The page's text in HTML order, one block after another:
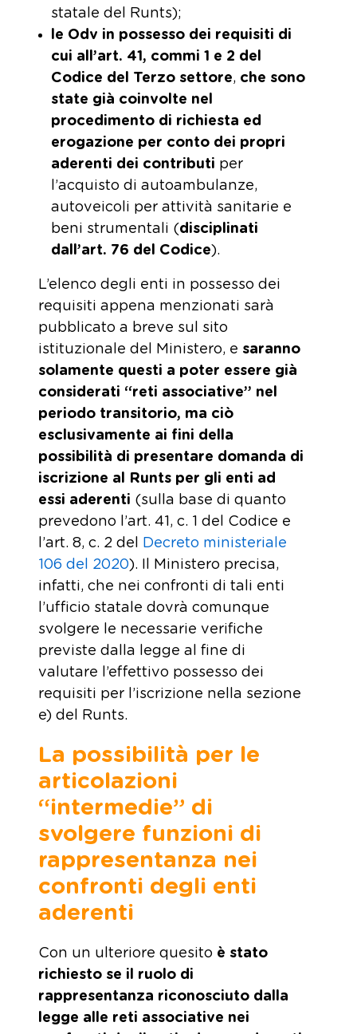
statale del Runts);
le Odv in possesso dei requisiti di
cui all’art. 41, commi 1 e 2 del
Codice del Terzo settore, che sono
state già coinvolte nel
procedimento di richiesta ed
erogazione per conto dei propri
aderenti dei contributi per
l’acquisto di autoambulanze,
autoveicoli per attività sanitarie e
beni strumentali (disciplinati
dall’art. 76 del Codice).
L’elenco degli enti in possesso dei
requisiti appena menzionati sarà
pubblicato a breve sul sito
istituzionale del Ministero, e saranno
solamente questi a poter essere già
considerati “reti associative” nel
periodo transitorio, ma ciò
esclusivamente ai fini della
possibilità di presentare domanda di
iscrizione al Runts per gli enti ad
essi aderenti (sulla base di quanto
prevedono l’art. 41, c. 1 del Codice e
l’art. 8, c. 2 del Decreto ministeriale
106 del 2020). Il Ministero precisa,
infatti, che nei confronti di tali enti
l’ufficio statale dovrà comunque
svolgere le necessarie verifiche
previste dalla legge al fine di
valutare l’effettivo possesso dei
requisiti per l’iscrizione nella sezione
e) del Runts.
La possibilità per le
articolazioni
“intermedie” di
svolgere funzioni di
rappresentanza nei
confronti degli enti
aderenti
Con un ulteriore quesito è stato
richiesto se il ruolo di
rappresentanza riconosciuto dalla
legge alle reti associative nei